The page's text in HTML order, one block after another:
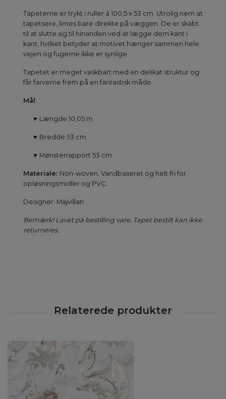
Tapeterne er trykt i ruller á 100,5 x 53 cm. Utrolig nem at
tapetsere, limes bare direkte på væggen. De er skabt
til at slutte sig til hinanden ved at lægge dem kant i
kant, hvilket betyder at motivet hænger sammen hele
vejen og fugerne ikke er synlige.
Tapetet er meget vaskbart med en delikat struktur og
får farverne frem på en fantastisk måde.
Mål :
♥ Længde 10,05 m
♥ Bredde 53 cm
♥ Mønsterrapport 53 cm
Materiale: Non-woven. Vandbaseret og helt fri for
opløsningsmidler og PVC.
Designer: Majvillan
Bemærk! Lavet på bestilling vare. Tapet bestilt kan ikke
returneres.